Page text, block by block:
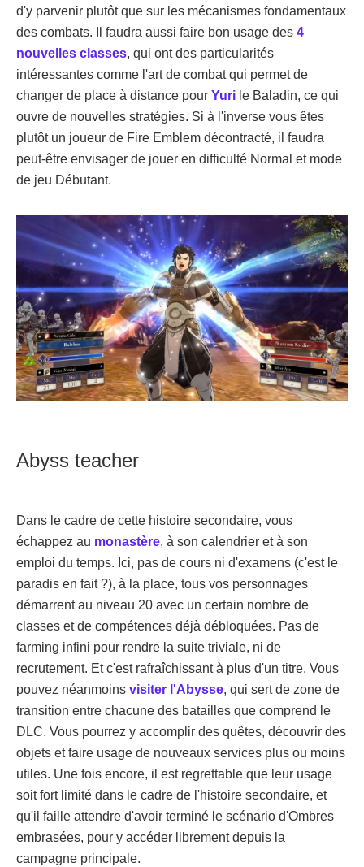
d'y parvenir plutôt que sur les mécanismes fondamentaux
des combats. Il faudra aussi faire bon usage des 4
nouvelles classes, qui ont des particularités
intéressantes comme l'art de combat qui permet de
changer de place à distance pour Yuri le Baladin, ce qui
ouvre de nouvelles stratégies. Si à l'inverse vous êtes
plutôt un joueur de Fire Emblem décontracté, il faudra
peut-être envisager de jouer en difficulté Normal et mode
de jeu Débutant.
Abyss teacher
Dans le cadre de cette histoire secondaire, vous
échappez au monastère, à son calendrier et à son
emploi du temps. Ici, pas de cours ni d'examens (c'est le
paradis en fait ?), à la place, tous vos personnages
démarrent au niveau 20 avec un certain nombre de
classes et de compétences déjà débloquées. Pas de
farming infini pour rendre la suite triviale, ni de
recrutement. Et c'est rafraîchissant à plus d'un titre. Vous
pouvez néanmoins visiter l'Abysse, qui sert de zone de
transition entre chacune des batailles que comprend le
DLC. Vous pourrez y accomplir des quêtes, découvrir des
objets et faire usage de nouveaux services plus ou moins
utiles. Une fois encore, il est regrettable que leur usage
soit fort limité dans le cadre de l'histoire secondaire, et
qu'il faille attendre d'avoir terminé le scénario d'Ombres
embrasées, pour y accéder librement depuis la
campagne principale.